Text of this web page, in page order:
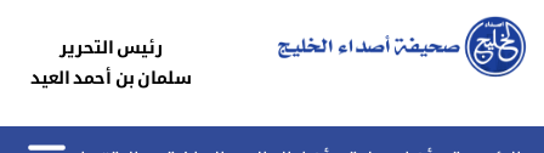
رئيس التحرير
سلمان بن أحمد العيد